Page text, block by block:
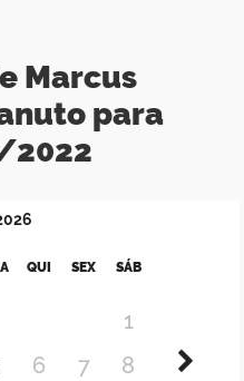
Marcus
para
QUI SEX SÁB
1
6 7
8